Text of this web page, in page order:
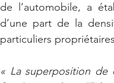
de l’automobile, a
d’une part de la
particuliers
« La superposition de